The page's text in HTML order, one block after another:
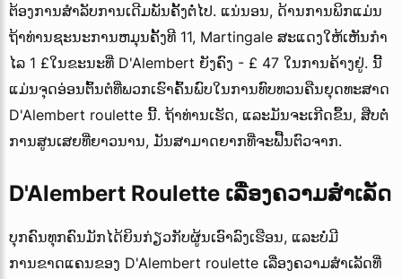
ຕ້ອງການສໍາລັບການເດີມພັນຄັ້ງຕໍ່ໄປ. ແນ່ນອນ, ດ້ານການພິກແມ່ນ
ຖ້າທ່ານຊະນະການຫມຸນຄັ້ງທີ 11, Martingale ສະແດງໃຫ້ເຫັນກໍາ
ໄລ 1 £ໃນຂະນະທີ່ D'Alembert ຍັງຄົງ - £ 47 ໃນການຄ້າງຢູ່. ນີ້
ແມ່ນຈຸດອ່ອນຕົ້ນຕໍທີ່ພວກເຮົາຄົ້ນພົບໃນການທົບທວນຄືນຍຸດທະສາດ
D'Alembert roulette ນີ້. ຖ້າທ່ານເຮັດ, ແລະມັນຈະເກີດຂຶ້ນ, ສືບຕໍ່
ການສູນເສຍທີ່ຍາວນານ, ມັນສາມາດຍາກທີ່ຈະຟື້ນຕົວຈາກ.
D'Alembert Roulette ເລື່ອງຄວາມສໍາເລັດ
ບຸກຄົນທຸກຄົນມັກໄດ້ຍິນກ່ຽວກັບຜູ້ນເອົາລົງເຮືອນ, ແລະບໍ່ມີ
ການຂາດແຄນຂອງ D'Alembert roulette ເລື່ອງຄວາມສໍາເລັດທີ່